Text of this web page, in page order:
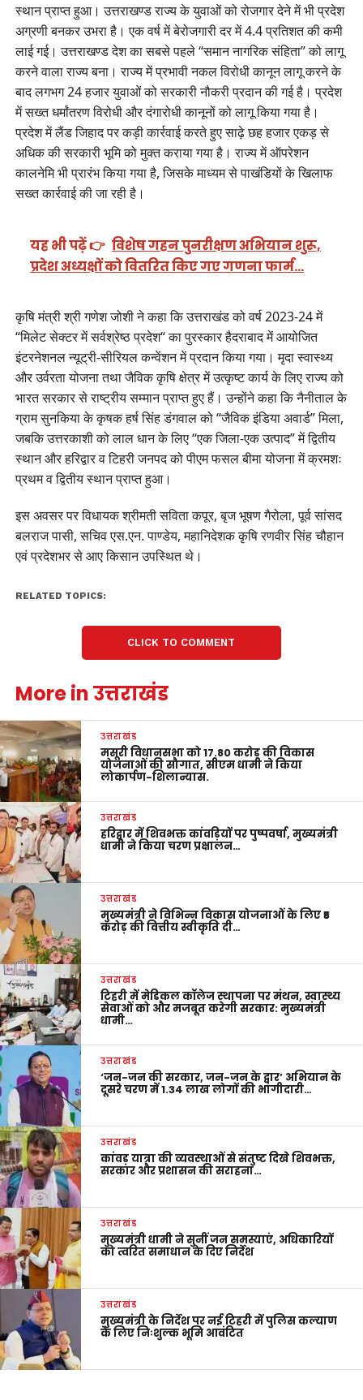
स्थान प्राप्त हुआ। उत्तराखण्ड राज्य के युवाओं को रोजगार देने में भी प्रदेश
अग्रणी बनकर उभरा है। एक वर्ष में बेरोजगारी दर में 4.4 प्रतिशत की कमी
लाई गई। उत्तराखण्ड देश का सबसे पहले “समान नागरिक संहिता” को लागू
करने वाला राज्य बना। राज्य में प्रभावी नकल विरोधी कानून लागू करने के
बाद लगभग 24 हजार युवाओं को सरकारी नौकरी प्रदान की गई है। प्रदेश
में सख्त धर्मांतरण विरोधी और दंगारोधी कानूनों को लागू किया गया है।
प्रदेश में लैंड जिहाद पर कड़ी कार्रवाई करते हुए साढ़े छह हजार एकड़ से
अधिक की सरकारी भूमि को मुक्त कराया गया है। राज्य में ऑपरेशन
कालनेमि भी प्रारंभ किया गया है, जिसके माध्यम से पाखंडियों के खिलाफ
सख्त कार्रवाई की जा रही है।
यह भी पढ़ें 👉 विशेष गहन पुनरीक्षण अभियान शुरू,
प्रदेश अध्यक्षों को वितरित किए गए गणना फार्म…
कृषि मंत्री श्री गणेश जोशी ने कहा कि उत्तराखंड को वर्ष 2023-24 में
“मिलेट सेक्टर में सर्वश्रेष्ठ प्रदेश“ का पुरस्कार हैदराबाद में आयोजित
इंटरनेशनल न्यूट्री-सीरियल कन्वेंशन में प्रदान किया गया। मृदा स्वास्थ्य
और उर्वरता योजना तथा जैविक कृषि क्षेत्र में उत्कृष्ट कार्य के लिए राज्य को
भारत सरकार से राष्ट्रीय सम्मान प्राप्त हुए हैं। उन्होंने कहा कि नैनीताल के
ग्राम सुनकिया के कृषक हर्ष सिंह डंगवाल को “जैविक इंडिया अवार्ड” मिला,
जबकि उत्तरकाशी को लाल धान के लिए “एक जिला-एक उत्पाद” में द्वितीय
स्थान और हरिद्वार व टिहरी जनपद को पीएम फसल बीमा योजना में क्रमशः
प्रथम व द्वितीय स्थान प्राप्त हुआ।
इस अवसर पर विधायक श्रीमती सविता कपूर, बृज भूषण गैरोला, पूर्व सांसद
बलराज पासी, सचिव एस.एन. पाण्डेय, महानिदेशक कृषि रणवीर सिंह चौहान
एवं प्रदेशभर से आए किसान उपस्थित थे।
RELATED TOPICS:
CLICK TO COMMENT
More in उत्तराखंड
उत्तराखंड
मसूरी विधानसभा को 17.80 करोड़ की विकास
योजनाओं की सौगात, सीएम धामी ने किया
लोकार्पण-शिलान्यास.
उत्तराखंड
हरिद्वार में शिवभक्त कांवड़ियों पर पुष्पवर्षा, मुख्यमंत्री
धामी ने किया चरण प्रक्षालन…
उत्तराखंड
मुख्यमंत्री ने विभिन्न विकास योजनाओं के लिए ₹5
करोड़ की वित्तीय स्वीकृति दी…
उत्तराखंड
टिहरी में मेडिकल कॉलेज स्थापना पर मंथन, स्वास्थ्य
सेवाओं को और मजबूत करेगी सरकार: मुख्यमंत्री
धामी…
उत्तराखंड
‘जन-जन की सरकार, जन-जन के द्वार’ अभियान के
दूसरे चरण में 1.34 लाख लोगों की भागीदारी…
उत्तराखंड
कांवड़ यात्रा की व्यवस्थाओं से संतुष्ट दिखे शिवभक्त,
सरकार और प्रशासन की सराहना…
उत्तराखंड
मुख्यमंत्री धामी ने सुनीं जन समस्याएं, अधिकारियों
को त्वरित समाधान के दिए निर्देश
उत्तराखंड
मुख्यमंत्री के निर्देश पर नई टिहरी में पुलिस कल्याण
के लिए निःशुल्क भूमि आवंटित